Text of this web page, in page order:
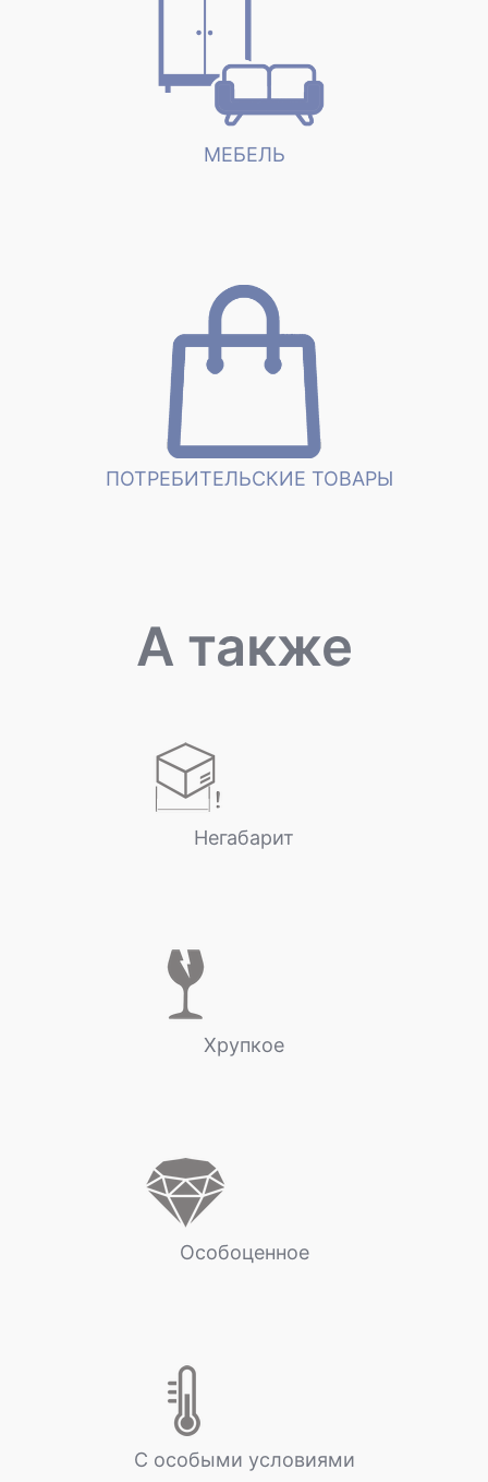
МЕБЕЛЬ
ПОТРЕБИТЕЛЬСКИЕ ТОВАРЫ
А также
Негабарит
Хрупкое
Особоценное
С особыми условиями